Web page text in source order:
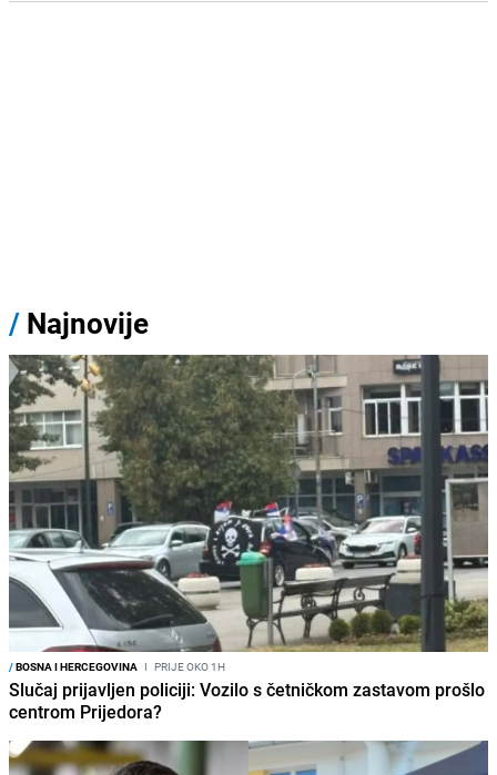
/ Najnovije
/BOSNA I HERCEGOVINA I PRIJE OKO 1H
Slučaj prijavljen policiji: Vozilo s četničkom zastavom prošlo
centrom Prijedora?